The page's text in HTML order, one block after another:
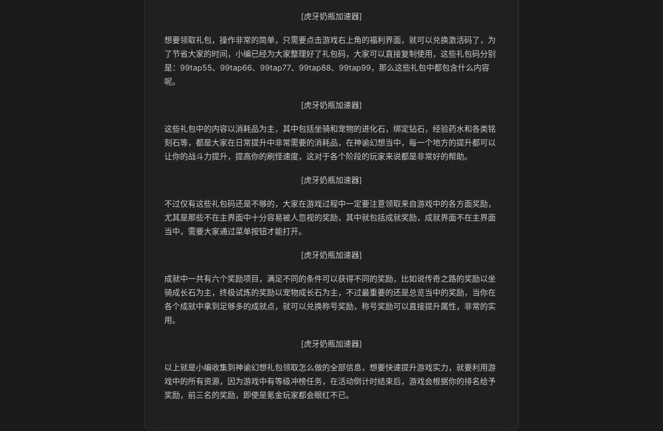
[虎牙奶瓶加速器]
想要领取礼包，操作非常的简单，只需要点击游戏右上角的福利界面，就可以兑换激活码了，为
了节省大家的时间，小编已经为大家整理好了礼包码，大家可以直接复制使用，这些礼包码分别
是：99tap55、99tap66、99tap77、99tap88、99tap99，那么这些礼包中都包含什么内容
呢。
[虎牙奶瓶加速器]
这些礼包中的内容以消耗品为主，其中包括坐骑和宠物的进化石，绑定钻石，经验药水和各类铭
刻石等，都是大家在日常提升中非常需要的消耗品，在神谕幻想当中，每一个地方的提升都可以
让你的战斗力提升，提高你的刷怪速度，这对于各个阶段的玩家来说都是非常好的帮助。
[虎牙奶瓶加速器]
不过仅有这些礼包码还是不够的，大家在游戏过程中一定要注意领取来自游戏中的各方面奖励，
尤其是那些不在主界面中十分容易被人忽视的奖励，其中就包括成就奖励，成就界面不在主界面
当中，需要大家通过菜单按钮才能打开。
[虎牙奶瓶加速器]
成就中一共有六个奖励项目，满足不同的条件可以获得不同的奖励，比如说传奇之路的奖励以坐
骑成长石为主，终极试炼的奖励以宠物成长石为主，不过最重要的还是总览当中的奖励，当你在
各个成就中拿到足够多的成就点，就可以兑换称号奖励，称号奖励可以直接提升属性，非常的实
用。
[虎牙奶瓶加速器]
以上就是小编收集到神谕幻想礼包领取怎么做的全部信息，想要快速提升游戏实力，就要利用游
戏中的所有资源，因为游戏中有等级冲榜任务，在活动倒计时结束后，游戏会根据你的排名给予
奖励，前三名的奖励，即使是氪金玩家都会眼红不已。